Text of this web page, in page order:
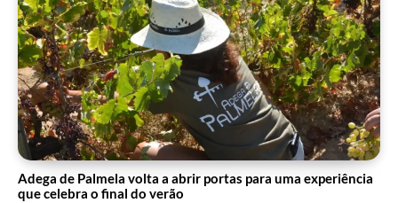
Adega de Palmela volta a abrir portas para uma experiência
que celebra o final do verão